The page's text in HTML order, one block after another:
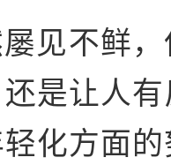
见不鲜
是让人
化方面